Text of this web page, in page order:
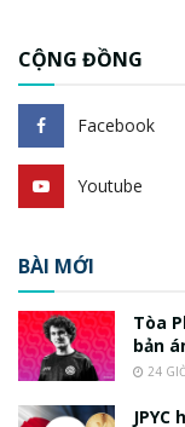
CỘNG ĐỒNG
Facebook
Youtube
BÀI MỚI
Tòa
bản
24